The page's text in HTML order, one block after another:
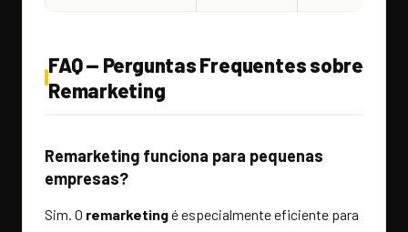
FAQ — Perguntas Frequentes sobre
Remarketing
Remarketing funciona para pequenas
empresas?
Sim. O remarketingé especialmente eficiente para